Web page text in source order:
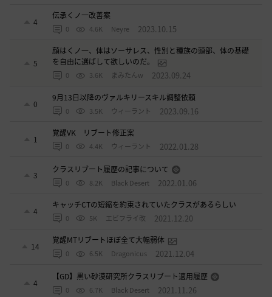
4
伝承くノ一改善案
0 4.6K Neyre 2023.10.15
5
顔はくノ一、体はソーサレス、性別と種族の頭部、体の基礎
を自由に選ばして欲しいのだ。
0 3.6K まみたんw 2023.09.24
0
9月13日以降のヴァルキリースキル調整依頼
0 3.5K ウィーラント 2023.09.16
1
覚醒VK リブート修正案
0 4.4K ウィーラント 2022.01.28
3
クラスリブート履歴の記事について
0 8.2K Black Desert 2022.01.06
4
キャッチCTの短縮を約束されていたクラスがあるらしい
0 5K エビフライ改 2021.12.20
14
覚醒MTリブートほぼ全て大幅弱体
0 6.5K Dragonicus 2021.12.04
4
【GD】黒い砂漠研究所クラスリブート適用履歴
0 6.7K Black Desert 2021.11.26